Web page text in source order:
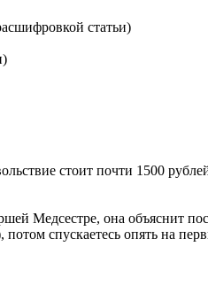
статьи)
стоит почти 1500
Медсестре, она объяснит
спускаетесь опять на